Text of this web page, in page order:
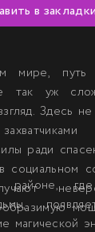
в закладки
мире, путь
так уж
Здесь
ради
социальном
районе,
магической